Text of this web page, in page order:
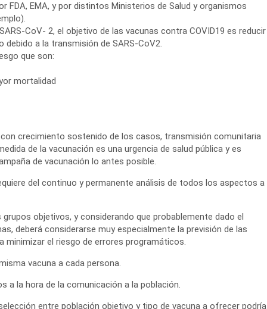
FDA, EMA, y por distintos Ministerios de Salud y organismos
CoV- 2, el objetivo de las vacunas contra COVID19 es reducir
a la transmisión de SARS-CoV2.
que son:
mortalidad
crecimiento sostenido de los casos, transmisión comunitaria
de la vacunación es una urgencia de salud pública y es
de vacunación lo antes posible.
del continuo y permanente análisis de todos los aspectos a
objetivos, y considerando que probablemente dado el
deberá considerarse muy especialmente la previsión de las
el riesgo de errores programáticos.
vacuna a cada persona.
a la hora de la comunicación a la población.
entre población objetivo y tipo de vacuna a ofrecer podría